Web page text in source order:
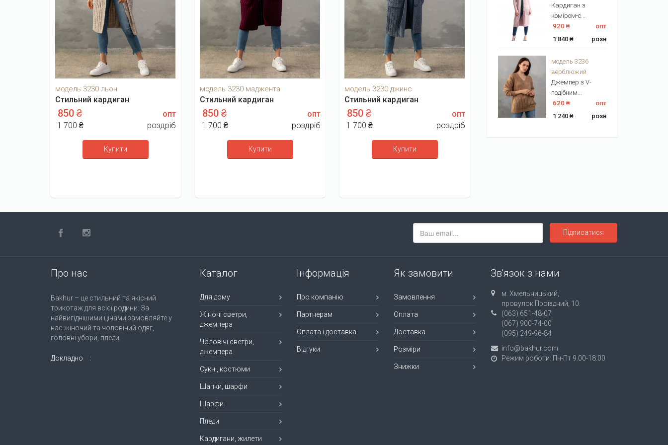
модель 3230 льон
Стильний кардиган
850 ₴
опт
1 700 ₴
роздріб
Купити
модель 3230 маджента
Стильний кардиган
850 ₴
опт
1 700 ₴
роздріб
Купити
модель 3230 джинс
Стильний кардиган
850 ₴
опт
1 700 ₴
роздріб
Купити
Кардиган з
коміром-с...
920 ₴
опт
1 840 ₴
розн
модель 3236
верблюжий
Джемпер з V-
подібним...
620 ₴
опт
1 240 ₴
розн
Підписатися
Про нас
Bakhur – це стильний та якісний
трикотаж для всієї родини. За
найвигіднішими цінами замовляйте у
нас жіночий та чоловічий одяг,
головні убори, пледи.
Докладно
Каталог
Для дому
Жіночі светри,
джемпера
Чоловічі светри,
джемпера
Сукні, костюми
Шапки, шарфи
Шарфи
Пледи
Кардигани, жилети
Інформація
Про компанію
Партнерам
Оплата і доставка
Відгуки
Як замовити
Замовлення
Оплата
Доставка
Розміри
Знижки
Зв'язок з нами
м. Хмельницький,
провулок Проїздний, 10.
(063) 651-48-07
(067) 900-74-00
(095) 249-96-84
info@bakhur.com
Режим роботи: Пн-Пт 9.00-18.00